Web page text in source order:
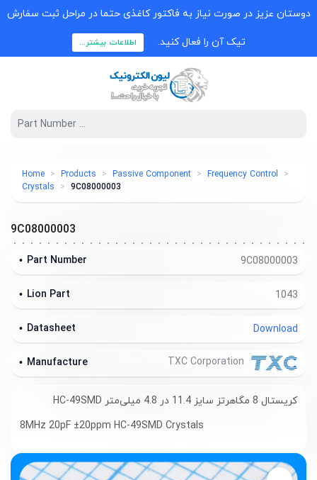
دوستان عزیز در صورت نیاز به فاکتور کاغذی حتما در مراحل ثبت سفارش
تیک آن را فعال کنید. اطلاعات بیشتر...
Home Products Passive Component
Frequency Control
Crystals
9C08000003
9C08000003
9C08000003
Part Number
1043
Lion Part
Download
Datasheet
Manufacture
کریستال 8 مگاهرتز سایز 11.4 در 4.8 میلی‌متر HC-49SMD
8MHz 20pF ±20ppm HC-49SMD Crystals